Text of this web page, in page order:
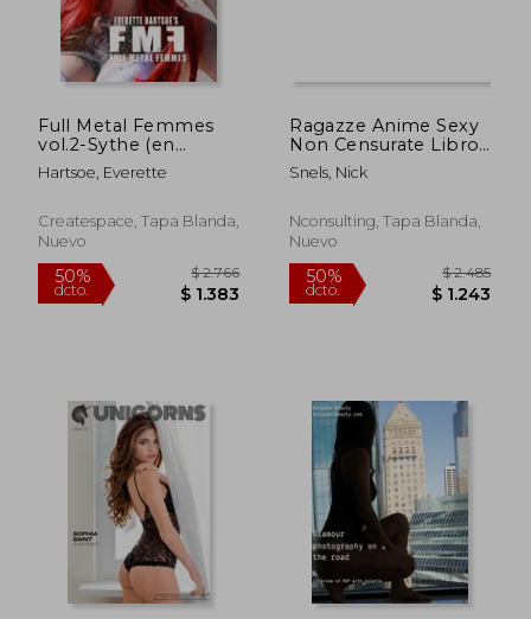
50%
dcto.
$ 3.140
50% 50%
Full Metal Femmes
vol.2-Sythe (en
Inglés)
Hartsoe, Everette
Createspace, Tapa Blanda,
Nuevo
Ragazze Anime Sexy
Non Censurate Libro
da Colorare 1 & 2 (en
Italiano)
Snels, Nick
Nconsulting, Tapa Blanda,
Nuevo